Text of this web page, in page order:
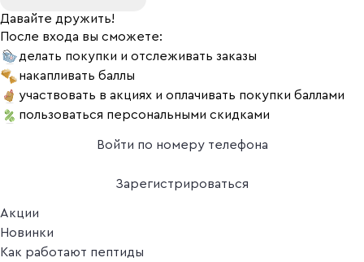
Давайте дружить!
После входа вы сможете:
делать покупки и отслеживать заказы
накапливать баллы
участвовать в акциях и оплачивать покупки баллами
пользоваться персональными скидками
Войти по номеру телефона
Зарегистрироваться
Акции
Новинки
Как работают пептиды